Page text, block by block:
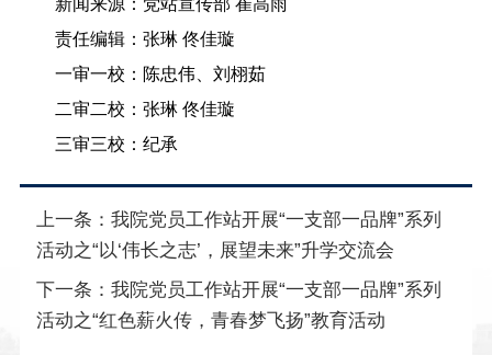
责任编辑：张琳 佟佳璇
一审一校：陈忠伟、刘栩茹
二审二校：张琳 佟佳璇
三审三校：纪承
上一条： 我院党员工作站开展“一支部一品牌”系列
活动之“以‘伟长之志’，展望未来”升学交流会
下一条： 我院党员工作站开展“一支部一品牌”系列
活动之“红色薪火传，青春梦飞扬”教育活动